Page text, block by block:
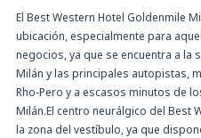
El Best Western Hotel Goldenmile
ubicación, especialmente para
negocios, ya que se encuentra a la
Milán y las principales autopistas,
Rho-Pero y a escasos minutos de
Milán.El centro neurálgico del Best
la zona del vestíbulo, ya que